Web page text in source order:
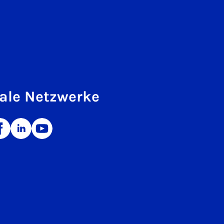
Netzwerke